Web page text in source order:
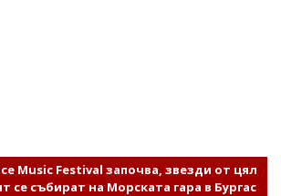
Music Festival започва, звезди от цял
се събират на Морската гара в Бургас